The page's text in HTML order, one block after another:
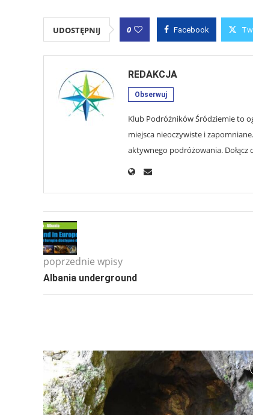
UDOSTĘPNIJ 0 Facebook
REDAKCJA
Obserwuj
Klub Podróżników Śródziemie to
miejsca nieoczywiste i
aktywnego podróżowania.
poprzednie wpisy
Albania underground